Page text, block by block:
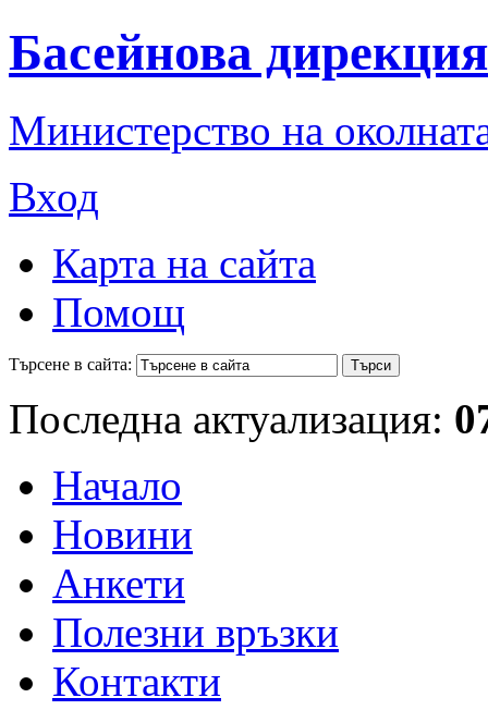
Басейнова
Министерство на
Вход
Карта на сайта
Помощ
Търсене в сайта:
Последна актуализация:
Начало
Новини
Анкети
Полезни връзки
Контакти